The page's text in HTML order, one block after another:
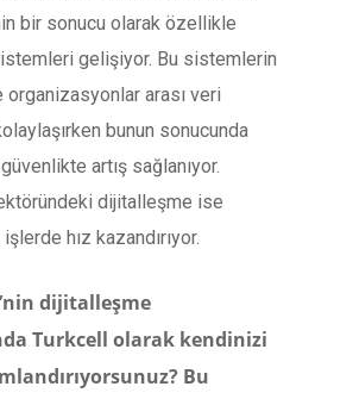
bir sonucu olarak özellikle
gelişiyor. Bu sistemlerin
arası veri
bunun sonucunda
artış sağlanıyor.
dijitalleşme ise
hız kazandırıyor.
dijitalleşme
Turkcell olarak kendinizi
Bu